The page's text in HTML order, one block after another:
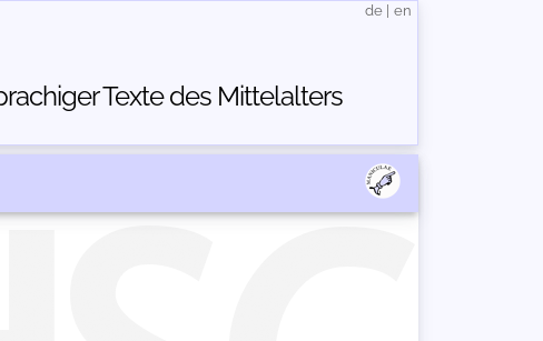
Texte des Mittelalters
de en